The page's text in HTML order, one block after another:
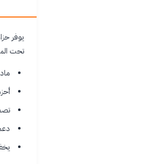
يوفر
تحت